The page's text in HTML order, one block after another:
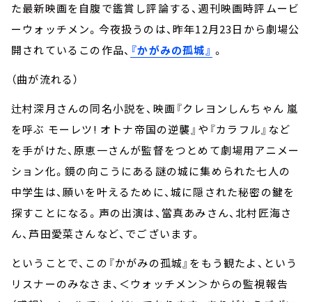
た最新映画を自腹で鑑賞し評論する、週刊映画時評ムービ
ーウォッチメン。今夜扱うのは、昨年12月23日から劇場公
開されているこの作品、 『かがみの孤城』 。
（曲が流れる）
辻村深月さんの同名小説を、映画『クレヨンしんちゃん 嵐
を呼ぶ モーレツ! オトナ帝国の逆襲』や『カラフル』など
を手がけた、原恵一さんが監督をつとめて劇場用アニメー
ション化。鏡の向こうにある謎の城に集められた七人の
中学生は、願いを叶えるために、城に隠された秘密の鍵を
探すことになる。声の出演は、當真あみさん、北村匠海さ
ん、芦田愛菜さんなど、でございます。
ということで、この『かがみの孤城』をもう観たよ、という
リスナーのみなさま、＜ウォッチメン＞からの監視報告